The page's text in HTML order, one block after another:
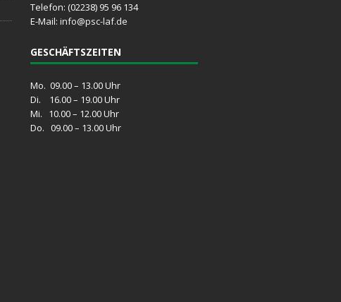
Telefon: (02238) 95 96 134
E-Mail: info@psc-laf.de
GESCHÄFTSZEITEN
Mo. 09.00 – 13.00 Uhr
Di. 16.00 – 19.00 Uhr
Mi. 10.00 – 12.00 Uhr
Do. 09.00 – 13.00 Uhr